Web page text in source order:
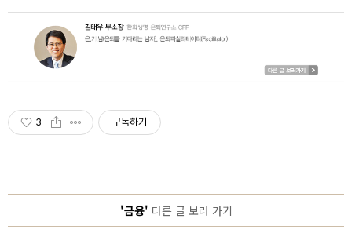
3 구독하기
'금융' 다른 글 보러 가기